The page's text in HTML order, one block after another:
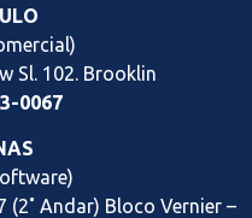
Sl. 102. Brooklin
0067
(2˚ Andar) Bloco Vernier –